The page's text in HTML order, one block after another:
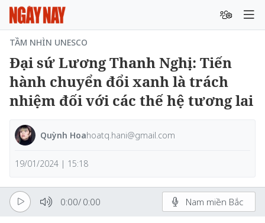
TẦM NHÌN UNESCO
Đại sứ Lương Thanh Nghị: Tiến
hành chuyển đổi xanh là trách
nhiệm đối với các thế hệ tương lai
Quỳnh Hoahoatq.hani@gmail.com
19/01/2024 | 15:18
0:00/ 0:00 Nam miền Bắc